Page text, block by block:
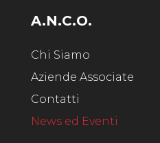
A.N.C.O.
Chi Siamo
Aziende Associate
Contatti
News ed Eventi